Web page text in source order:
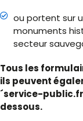
ou portent sur
monuments
secteur
Tous les
ils peuvent
´service-
dessous.